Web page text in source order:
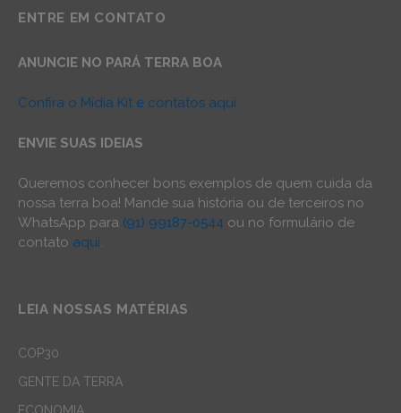
ENTRE EM CONTATO
ANUNCIE NO PARÁ TERRA BOA
Confira o Mídia Kit e contatos aqui
ENVIE SUAS IDEIAS
Queremos conhecer bons exemplos de quem cuida da
nossa terra boa! Mande sua história ou de terceiros no
WhatsApp para (91) 99187-0544 ou no formulário de
contato aqui.
LEIA NOSSAS MATÉRIAS
COP30
GENTE DA TERRA